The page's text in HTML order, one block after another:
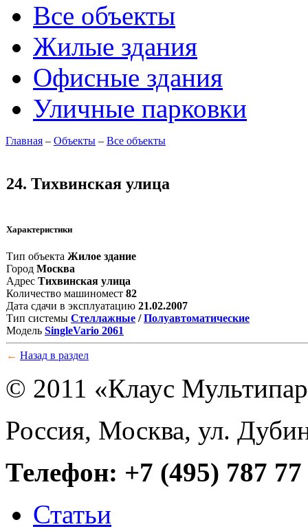
Все объекты
Жилые здания
Офисные здания
Уличные парковки
Главная – Объекты – Все объекты
24. Тихвинская улица
Характеристики
Тип объекта Жилое здание
Город Москва
Адрес Тихвинская улица
Количество машиномест 82
Дата сдачи в эксплуатацию 21.02.2007
Тип системы Стеллажные /Полуавтоматические
Модель SingleVario 2061
← Назад в раздел
© 2011 «Клаус
Россия, Москва, ул.
Телефон: +7 (495) 787 77
Статьи